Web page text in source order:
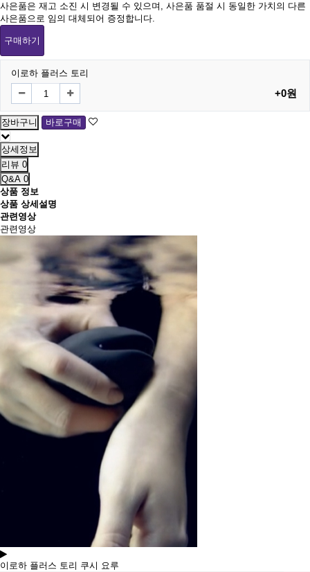
사은품은 재고 소진 시 변경될 수 있으며, 사은품 품절 시 동일한 가치의 다른
사은품으로 임의 대체되어 증정합니다.
구매하기
이로하 플러스 토리
+0원
상세정보
리뷰 0
Q&A 0
상품 정보
상품 상세설명
관련영상
관련영상
이로하 플러스 토리 쿠시 요루